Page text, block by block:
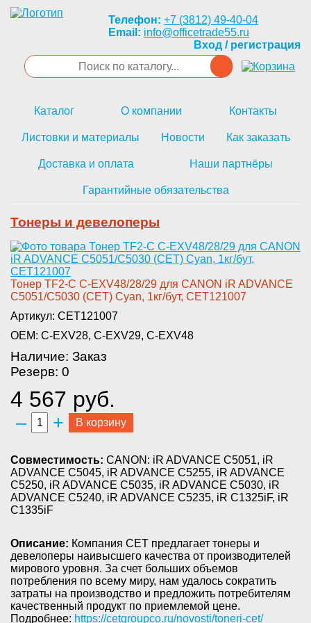
Телефон: +7 (3812) 49-40-04
Email: info@officetrade55.ru
Вход / регистрация
Каталог О компании Контакты
Листовки и материалы Новости Как заказать
Доставка и оплата Наши партнёры
Гарантийные обязательства
Тонеры и девелоперы
Тонер TF2-C C-EXV48/28/29 для­ CANON iR ADVANCE
C5051/C5030 ­(CET) Cyan, 1кг/бут, CET121007­
Артикул: CET121007
OEM: C-EXV28, C-EXV29, C-EXV48
Наличие: Заказ
Резерв: 0
4 567 руб.
– + В корзину
Совместимость: CANON: iR ADVANCE C5051, iR
ADVANCE C5045, iR ADVANCE C5255, iR ADVANCE
C5250, iR ADVANCE C5035, iR ADVANCE C5030, iR
ADVANCE C5240, iR ADVANCE C5235, iR C1325iF, iR
C1335iF
Описание: Компания CET предлагает тонеры и
девелоперы наивысшего качества от производителей
мирового уровня. За счет больших объемов
потребления по всему миру, нам удалось сократить
затраты на производство и предложить потребителям
качественный продукт по приемлемой цене.
Подробнее: https://cetgroupco.ru/novosti/toneri-cet/